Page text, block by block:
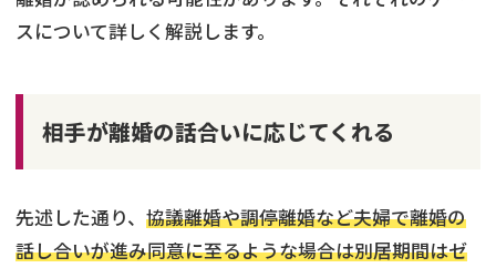
スについて詳しく解説します。
相手が離婚の話合いに応じてくれる
先述した通り、 協議離婚や調停離婚など夫婦で離婚の
話し合いが進み同意に至るような場合は別居期間はゼ